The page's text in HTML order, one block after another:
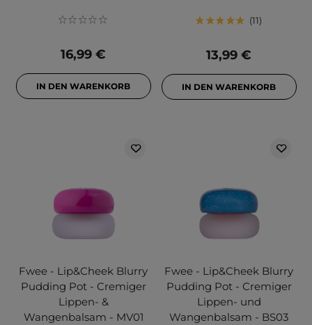
16,99 €
IN DEN WARENKORB
11
13,99 €
IN DEN WARENKORB
Fwee - Lip&Cheek Blurry
Pudding Pot - Cremiger
Lippen- &
Wangenbalsam - MV01
Fwee - Lip&Cheek Blurry
Pudding Pot - Cremiger
Lippen- und
Wangenbalsam - BS03